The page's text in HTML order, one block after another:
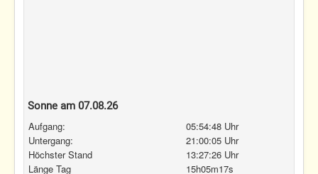
Sonne am 07.08.26
Aufgang:
05:54:48 Uhr
Untergang:
21:00:05 Uhr
Höchster Stand
13:27:26 Uhr
Länge Tag
15h05m17s